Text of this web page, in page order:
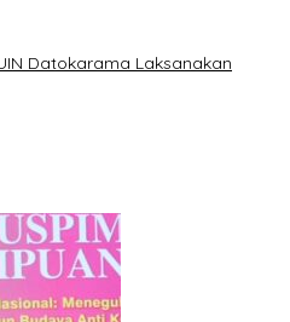
Datokarama Laksanakan